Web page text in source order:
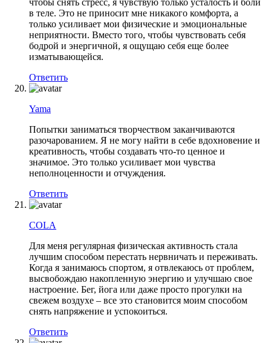
чтобы снять стресс, я чувствую только усталость и боли
в теле. Это не приносит мне никакого комфорта, а
только усиливает мои физические и эмоциональные
неприятности. Вместо того, чтобы чувствовать себя
бодрой и энергичной, я ощущаю себя еще более
изматывающейся.
Ответить
Yama
Попытки заниматься творчеством заканчиваются
разочарованием. Я не могу найти в себе вдохновение и
креативность, чтобы создавать что-то ценное и
значимое. Это только усиливает мои чувства
неполноценности и отчуждения.
Ответить
COLA
Для меня регулярная физическая активность стала
лучшим способом перестать нервничать и переживать.
Когда я занимаюсь спортом, я отвлекаюсь от проблем,
высвобождаю накопленную энергию и улучшаю свое
настроение. Бег, йога или даже просто прогулки на
свежем воздухе – все это становится моим способом
снять напряжение и успокоиться.
Ответить